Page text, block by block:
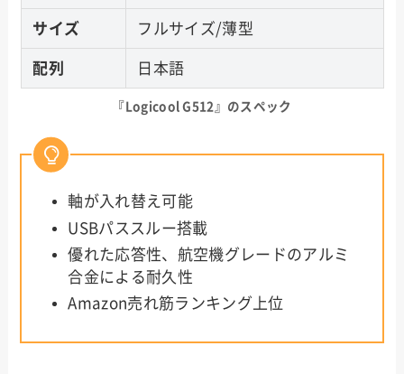
サイズ フルサイズ/薄型
配列 日本語
『Logicool G512』のスペック
軸が入れ替え可能
USBパススルー搭載
優れた応答性、航空機グレードのアルミ
合金による耐久性
Amazon売れ筋ランキング上位